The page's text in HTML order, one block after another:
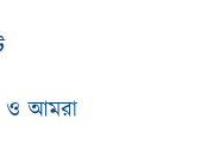
ও আমরা